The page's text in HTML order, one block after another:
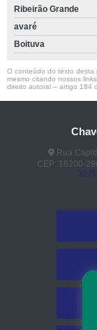
Ribeirão Grande
avaré
Boituva
O conteúdo do texto desta
mesmo citando nossos
direito autoral – artigo 184
Rua
CEP: 18200-